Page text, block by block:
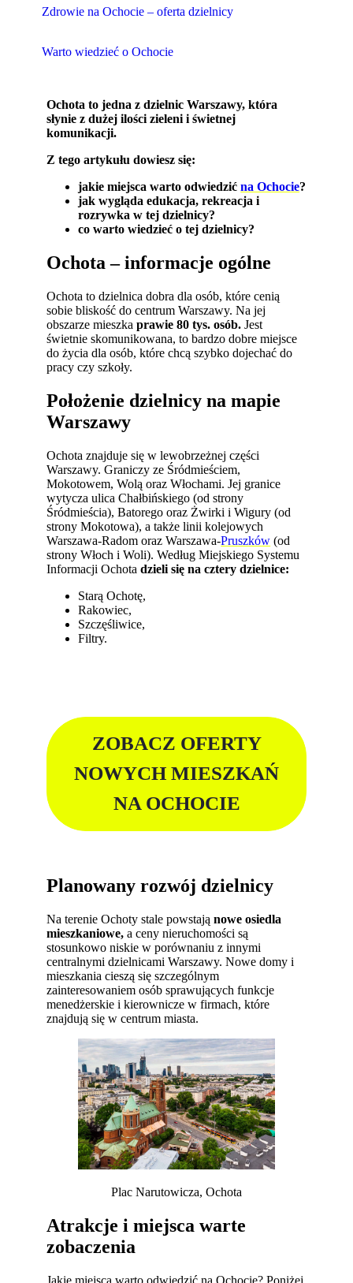
Zdrowie na Ochocie – oferta dzielnicy
Warto wiedzieć o Ochocie
Ochota to jedna z dzielnic Warszawy, która
słynie z dużej ilości zieleni i świetnej
komunikacji.
Z tego artykułu dowiesz się:
jakie miejsca warto odwiedzićna Ochocie?
jak wygląda edukacja, rekreacja i
rozrywka w tej dzielnicy?
co warto wiedzieć o tej dzielnicy?
Ochota – informacje ogólne
Ochota to dzielnica dobra dla osób, które cenią
sobie bliskość do centrum Warszawy. Na jej
obszarze mieszkaprawie 80 tys. osób.Jest
świetnie skomunikowana, to bardzo dobre miejsce
do życia dla osób, które chcą szybko dojechać do
pracy czy szkoły.
Położenie dzielnicy na mapie
Warszawy
Ochota znajduje się w lewobrzeżnej części
Warszawy. Graniczy ze Śródmieściem,
Mokotowem, Wolą oraz Włochami. Jej granice
wytycza ulica Chałbińskiego (od strony
Śródmieścia), Batorego oraz Żwirki i Wigury (od
strony Mokotowa), a także linii kolejowych
Warszawa-Radom oraz Warszawa-Pruszków (od
strony Włoch i Woli). Według Miejskiego Systemu
Informacji Ochotadzieli się na cztery dzielnice:
Starą Ochotę,
Rakowiec,
Szczęśliwice,
Filtry.
ZOBACZ OFERTY
NOWYCH MIESZKAŃ
NA OCHOCIE
Planowany rozwój dzielnicy
Na terenie Ochoty stale powstająnowe osiedla
mieszkaniowe, a ceny nieruchomości są
stosunkowo niskie w porównaniu z innymi
centralnymi dzielnicami Warszawy. Nowe domy i
mieszkania cieszą się szczególnym
zainteresowaniem osób sprawujących funkcje
menedżerskie i kierownicze w firmach, które
znajdują się w centrum miasta.
Plac Narutowicza, Ochota
Atrakcje i miejsca warte
zobaczenia
Jakie miejsca warto odwiedzić na Ochocie? Poniżej